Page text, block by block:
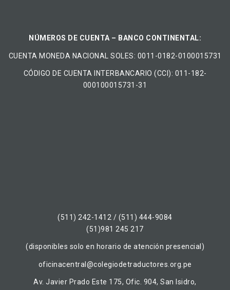
NÚMEROS DE CUENTA – BANCO CONTINENTAL:
CUENTA MONEDA NACIONAL​ ​SOLES​: 0011-0182-0100015731
CÓDIGO DE CUENTA INTERBANCARIO (CCI): 011-182-
000100015731-31
(511) 242-1412 / (511) 444-9084
(51)981 245 217
(disponibles solo en horario de atención presencial)
oficinacentral@colegiodetraductores.org.pe
Av. Javier Prado Este 175, Ofic. 904, San Isidro,